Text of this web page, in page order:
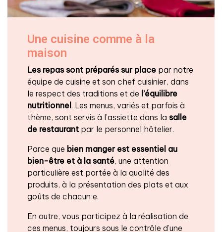
Une cuisine comme à la
maison
Les repas sont préparés sur place par notre
équipe de cuisine et son chef cuisinier, dans
le respect des traditions et de l’équilibre
nutritionnel . Les menus, variés et parfois à
thème, sont servis à l’assiette dans la salle
de restaurant par le personnel hôtelier.
Parce que bien manger est essentiel au
bien-être et à la santé, une attention
particulière est portée à la qualité des
produits, à la présentation des plats et aux
goûts de chacun·e.
En outre, vous participez à la réalisation de
ces menus, toujours sous le contrôle d’une